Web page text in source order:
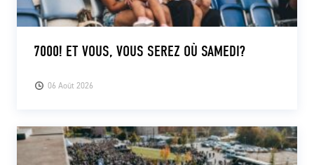
06 Août 2026
7000! ET VOUS, VOUS SEREZ OÙ SAMEDI?